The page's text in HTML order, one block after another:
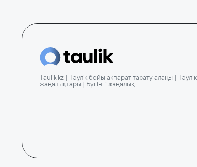
Taulik.kz | Тәулік бойы ақпарат тарату алаңы | Тәулік
жаңалықтары | Бүгінгі жаңалық